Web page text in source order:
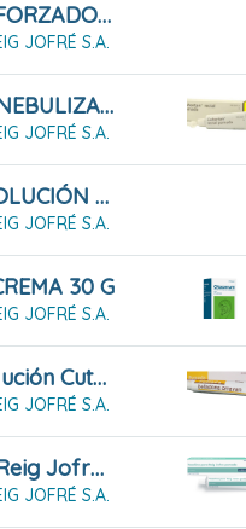
ALCOMON REFORZADO 96º SOLUCIÓN CUTÁNEA (1000ML)
JOFRÉ S.A.
ANTIRRINUM NEBULIZADOR 15 ML ADULTO
JOFRÉ S.A.
IODINA 10% SOLUCIÓN 40 ML
JOFRÉ S.A.
30 G
JOFRÉ S.A.
Oximen 3% Solución Cutánea (500ml)
JOFRÉ S.A.
Vaselina Pura Reig Jofre Pomada (25g)
JOFRÉ S.A.